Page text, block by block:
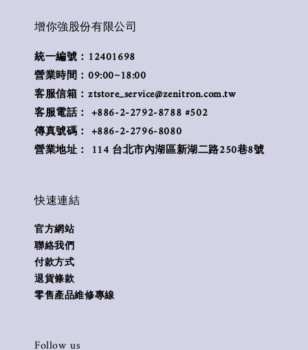
增你強股份有限公司
統一編號：12401698
營業時間：09:00~18:00
客服信箱：ztstore_service@zenitron.com.tw
客服電話： +886-2-2792-8788 #502
傳真號碼： +886-2-2796-8080
營業地址： 114 台北市內湖區新湖二路250巷8號
快速連結
官方網站
聯絡我們
付款方式
退貨條款
零售產品維修專線
Follow us